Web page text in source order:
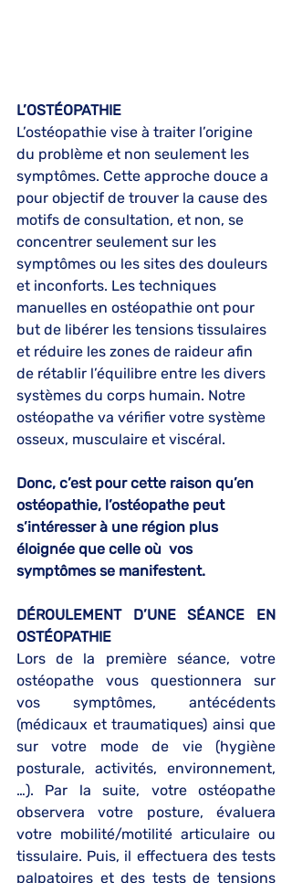
L’OSTÉOPATHIE
L’ostéopathie vise à traiter l’origine
du problème et non seulement les
symptômes. Cette approche douce a
pour objectif de trouver la cause des
motifs de consultation, et non, se
concentrer seulement sur les
symptômes ou les sites des douleurs
et inconforts. Les techniques
manuelles en ostéopathie ont pour
but de libérer les tensions tissulaires
et réduire les zones de raideur afin
de rétablir l’équilibre entre les divers
systèmes du corps humain. Notre
ostéopathe va vérifier votre système
osseux, musculaire et viscéral.
Donc, c’est pour cette raison qu’en
ostéopathie, l’ostéopathe peut
s’intéresser à une région plus
éloignée que celle où  vos
symptômes se manifestent.
DÉROULEMENT D’UNE SÉANCE EN
OSTÉOPATHIE
Lors de la première séance, votre
ostéopathe vous questionnera sur
vos symptômes, antécédents
(médicaux et traumatiques) ainsi que
sur votre mode de vie (hygiène
posturale, activités, environnement,
…). Par la suite, votre ostéopathe
observera votre posture, évaluera
votre mobilité/motilité articulaire ou
tissulaire. Puis, il effectuera des tests
palpatoires et des tests de tensions